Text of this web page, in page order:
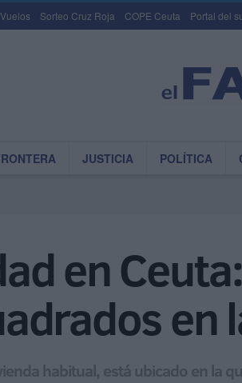
Vuelos Sorteo Cruz Roja COPE Ceuta Portal del
JUSTICIA POLÍTICA
en
en
habitual, está ubicado en la